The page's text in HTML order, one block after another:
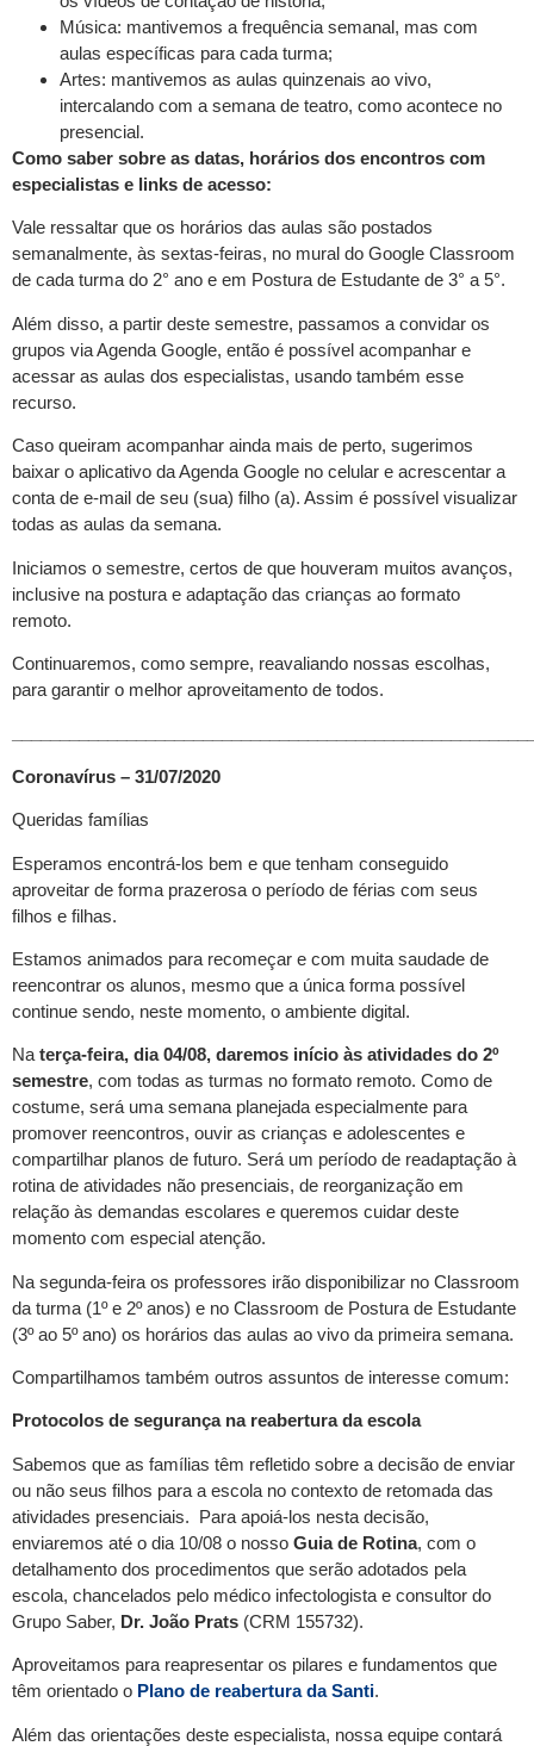
Música: mantivemos a frequência semanal, mas com
aulas específicas para cada turma;
Artes: mantivemos as aulas quinzenais ao vivo,
intercalando com a semana de teatro, como acontece no
presencial.
Como saber sobre as datas, horários dos encontros com
especialistas e links de acesso:
Vale ressaltar que os horários das aulas são postados
semanalmente, às sextas-feiras, no mural do Google Classroom
de cada turma do 2° ano e em Postura de Estudante de 3° a 5°.
Além disso, a partir deste semestre, passamos a convidar os
grupos via Agenda Google, então é possível acompanhar e
acessar as aulas dos especialistas, usando também esse
recurso.
Caso queiram acompanhar ainda mais de perto, sugerimos
baixar o aplicativo da Agenda Google no celular e acrescentar a
conta de e-mail de seu (sua) filho (a). Assim é possível visualizar
todas as aulas da semana.
Iniciamos o semestre, certos de que houveram muitos avanços,
inclusive na postura e adaptação das crianças ao formato
remoto.
Continuaremos, como sempre, reavaliando nossas escolhas,
para garantir o melhor aproveitamento de todos.
Coronavírus – 31/07/2020
Queridas famílias
Esperamos encontrá-los bem e que tenham conseguido
aproveitar de forma prazerosa o período de férias com seus
filhos e filhas.
Estamos animados para recomeçar e com muita saudade de
reencontrar os alunos, mesmo que a única forma possível
continue sendo, neste momento, o ambiente digital.
Na terça-feira, dia 04/08, daremos início às atividades do 2º
semestre, com todas as turmas no formato remoto. Como de
costume, será uma semana planejada especialmente para
promover reencontros, ouvir as crianças e adolescentes e
compartilhar planos de futuro. Será um período de readaptação à
rotina de atividades não presenciais, de reorganização em
relação às demandas escolares e queremos cuidar deste
momento com especial atenção.
Na segunda-feira os professores irão disponibilizar no Classroom
da turma (1º e 2º anos) e no Classroom de Postura de Estudante
(3º ao 5º ano) os horários das aulas ao vivo da primeira semana.
Compartilhamos também outros assuntos de interesse comum:
Protocolos de segurança na reabertura da escola
Sabemos que as famílias têm refletido sobre a decisão de enviar
ou não seus filhos para a escola no contexto de retomada das
atividades presenciais. Para apoiá-los nesta decisão,
enviaremos até o dia 10/08 o nosso Guia de Rotina, com o
detalhamento dos procedimentos que serão adotados pela
escola, chancelados pelo médico infectologista e consultor do
Grupo Saber, Dr. João Prats (CRM 155732).
Aproveitamos para reapresentar os pilares e fundamentos que
têm orientado o Plano de reabertura da Santi.
Além das orientações deste especialista, nossa equipe contará